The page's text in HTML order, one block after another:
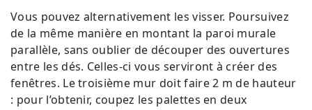
Vous pouvez alternativement les visser. Poursuivez
de la même manière en montant la paroi murale
parallèle, sans oublier de découper des ouvertures
entre les dés. Celles-ci vous serviront à créer des
fenêtres. Le troisième mur doit faire 2 m de hauteur
: pour l’obtenir, coupez les palettes en deux